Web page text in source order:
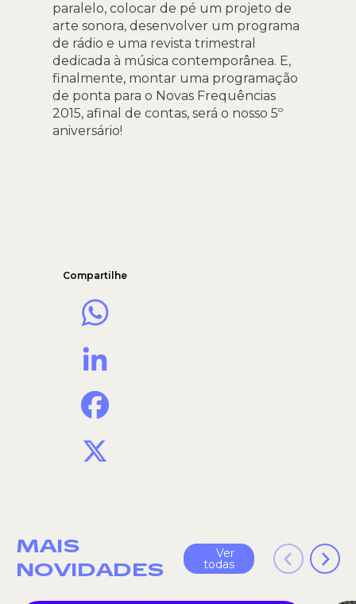
paralelo, colocar de pé um projeto de
arte sonora, desenvolver um programa
de rádio e uma revista trimestral
dedicada à música contemporânea. E,
finalmente, montar uma programação
de ponta para o Novas Frequências
2015, afinal de contas, será o nosso 5º
aniversário!
Compartilhe
MAIS
NOVIDADES
Ver
todas